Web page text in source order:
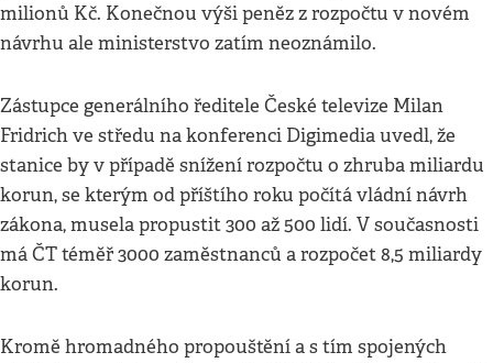
milionů Kč. Konečnou výši peněz z rozpočtu v novém
návrhu ale ministerstvo zatím neoznámilo.
Zástupce generálního ředitele České televize Milan
Fridrich ve středu na konferenci Digimedia uvedl, že
stanice by v případě snížení rozpočtu o zhruba miliardu
korun, se kterým od příštího roku počítá vládní návrh
zákona, musela propustit 300 až 500 lidí. V současnosti
má ČT téměř 3000 zaměstnanců a rozpočet 8,5 miliardy
korun.
Kromě hromadného propouštění a s tím spojených